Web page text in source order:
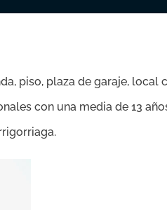
piso, plaza de garaje, local
con una media de 13